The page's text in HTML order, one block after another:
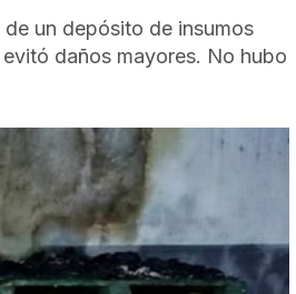
un depósito de insumos
daños mayores. No hubo